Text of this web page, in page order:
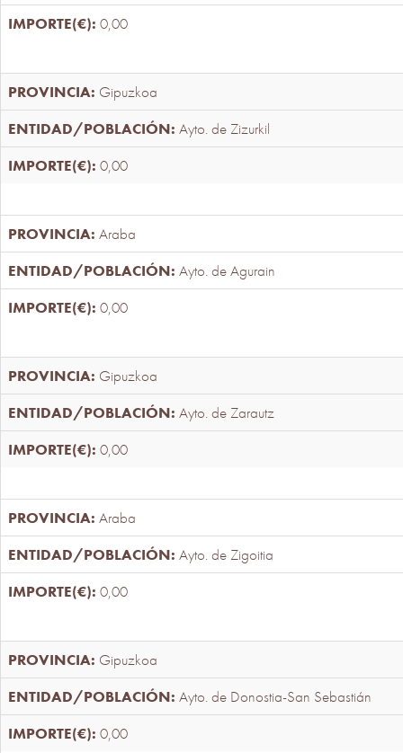
0,00
Gipuzkoa
Ayto. de Zizurkil
0,00
Araba
Ayto. de Agurain
0,00
Gipuzkoa
Ayto. de Zarautz
0,00
Araba
Ayto. de Zigoitia
0,00
Gipuzkoa
Ayto. de Donostia-San Sebastián
0,00